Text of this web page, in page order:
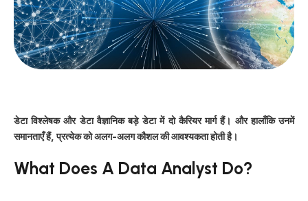
डेटा विश्लेषक और डेटा वैज्ञानिक बड़े डेटा में दो कैरियर मार्ग हैं। और हालाँकि उनमें
समानताएँ हैं, प्रत्येक को अलग-अलग कौशल की आवश्यकता होती है।
What Does A Data Analyst Do?